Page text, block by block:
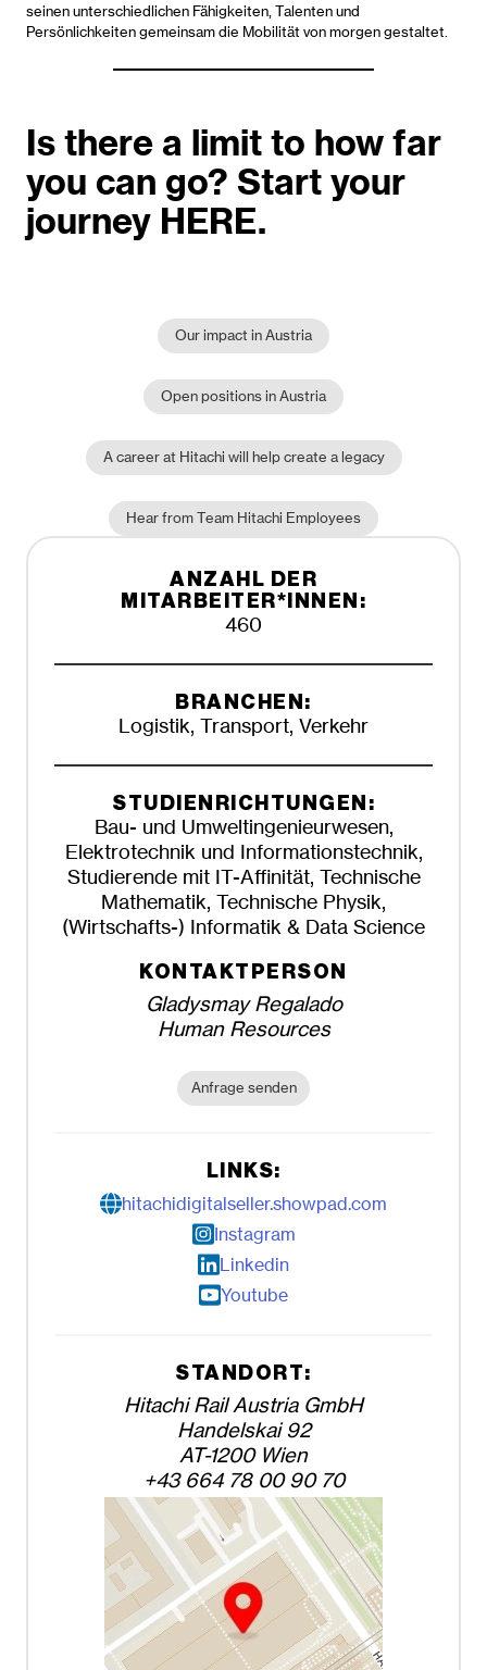
ANZAHL DER
MITARBEITER*INNEN:
460
BRANCHEN:
Logistik, Transport, Verkehr
STUDIENRICHTUNGEN:
Bau- und Umweltingenieurwesen,
Elektrotechnik und Informationstechnik,
Studierende mit IT-Affinität, Technische
Mathematik, Technische Physik,
(Wirtschafts-) Informatik & Data Science
KONTAKTPERSON
Gladysmay Regalado
Human Resources
Anfrage senden
LINKS:
hitachidigitalseller.showpad.com
Instagram
Linkedin
Youtube
STANDORT:
Hitachi Rail Austria GmbH
Handelskai 92
AT-1200 Wien
+43 664 78 00 90 70
seinen unterschiedlichen Fähigkeiten, Talenten und
Persönlichkeiten gemeinsam die Mobilität von morgen gestaltet.
Is there a limit to how far
you can go? Start your
journey HERE.
Our impact in Austria
Open positions in Austria
A career at Hitachi will help create a legacy
Hear from Team Hitachi Employees